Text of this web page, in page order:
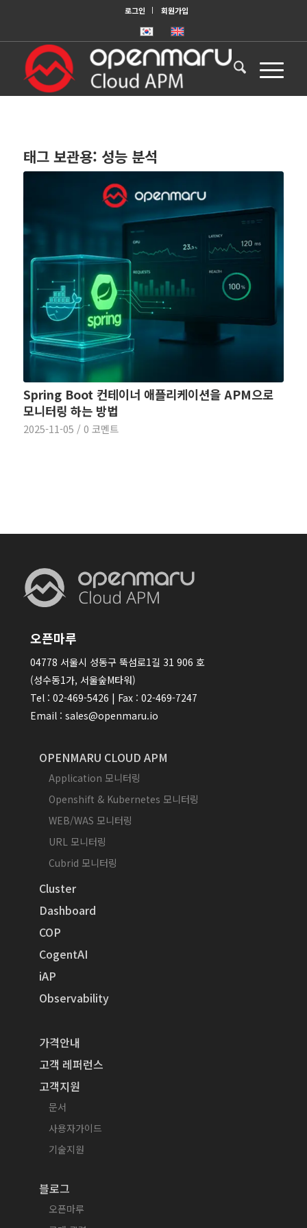
로그인 회원가입
태그 보관용: 성능 분석
Spring Boot 컨테이너 애플리케이션을 APM으로
모니터링 하는 방법
2025-11-05 / 0 코멘트
오픈마루
04778 서울시 성동구 뚝섬로1길 31 906 호
(성수동1가, 서울숲M타워)
Tel : 02-469-5426 | Fax : 02-469-7247
Email : sales@openmaru.io
OPENMARU CLOUD APM
Application 모니터링
Openshift & Kubernetes 모니터링
WEB/WAS 모니터링
URL 모니터링
Cubrid 모니터링
Cluster
Dashboard
COP
CogentAI
iAP
Observability
가격안내
고객 레퍼런스
고객지원
문서
사용자가이드
기술지원
블로그
오픈마루